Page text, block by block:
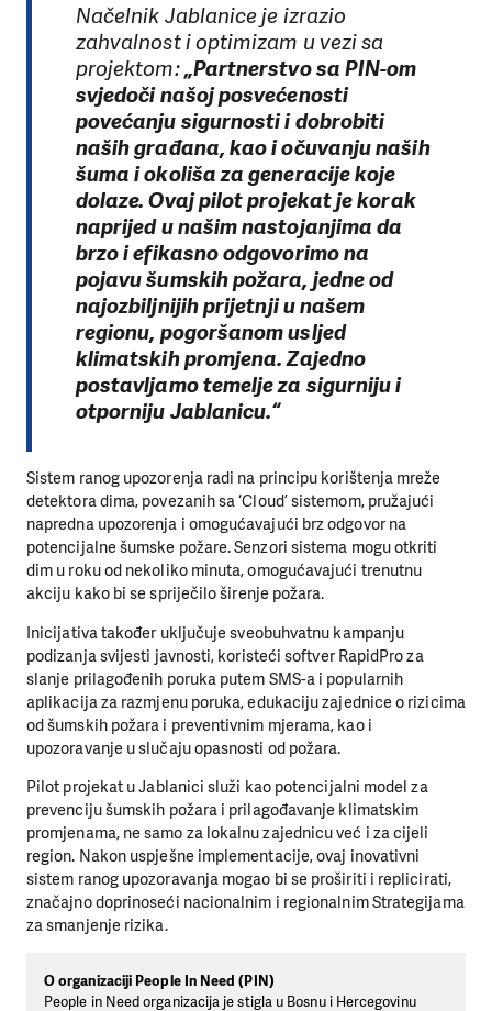
Načelnik Jablanice je izrazio
zahvalnost i optimizam u vezi sa
projektom:„Partnerstvo sa PIN-om
svjedoči našoj posvećenosti
povećanju sigurnosti i dobrobiti
naših građana, kao i očuvanju naših
šuma i okoliša za generacije koje
dolaze. Ovaj pilot projekat je korak
naprijed u našim nastojanjima da
brzo i efikasno odgovorimo na
pojavu šumskih požara, jedne od
najozbiljnijih prijetnji u našem
regionu, pogoršanom usljed
klimatskih promjena. Zajedno
postavljamo temelje za sigurniju i
otporniju Jablanicu.“
Sistem ranog upozorenja radi na principu korištenja mreže
detektora dima, povezanih sa ‘Cloud’ sistemom, pružajući
napredna upozorenja i omogućavajući brz odgovor na
potencijalne šumske požare. Senzori sistema mogu otkriti
dim u roku od nekoliko minuta, omogućavajući trenutnu
akciju kako bi se spriječilo širenje požara.
Inicijativa također uključuje sveobuhvatnu kampanju
podizanja svijesti javnosti, koristeći softver RapidPro za
slanje prilagođenih poruka putem SMS-a i popularnih
aplikacija za razmjenu poruka, edukaciju zajednice o rizicima
od šumskih požara i preventivnim mjerama, kao i
upozoravanje u slučaju opasnosti od požara.
Pilot projekat u Jablanici služi kao potencijalni model za
prevenciju šumskih požara i prilagođavanje klimatskim
promjenama, ne samo za lokalnu zajednicu već i za cijeli
region. Nakon uspješne implementacije, ovaj inovativni
sistem ranog upozoravanja mogao bi se proširiti i replicirati,
značajno doprinoseći nacionalnim i regionalnim Strategijama
za smanjenje rizika.
O organizaciji People In Need (PIN)
People in Need organizacija je stigla u Bosnu i Hercegovinu